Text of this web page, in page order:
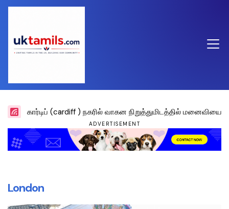
கார்டிப் (cardiff ) நகரில் வாகன நிறுத்துமிடத்தில்
ADVERTISEMENT
London